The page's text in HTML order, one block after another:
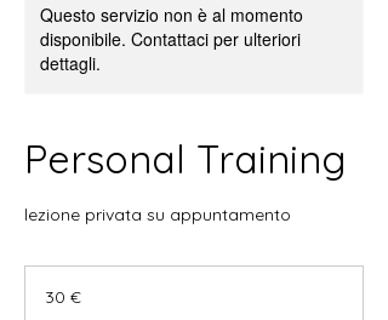
Questo servizio non è al momento
disponibile. Contattaci per ulteriori
dettagli.
Personal Training
lezione privata su appuntamento
30 €